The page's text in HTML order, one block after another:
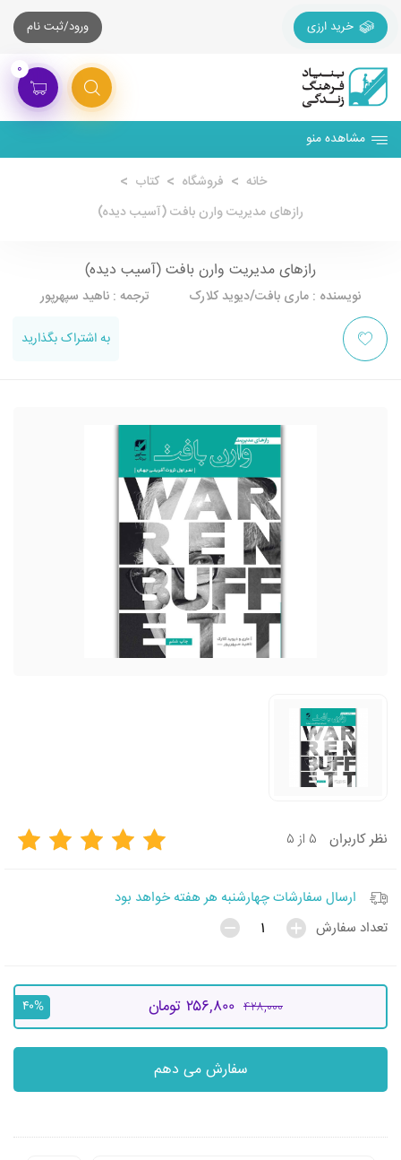
خرید ارزی ورود/ثبت نام
۰
مشاهده منو
خانه فروشگاه
کتاب
رازهای مدیریت وارن بافت (آسیب دیده)
رازهای مدیریت وارن بافت (آسیب دیده)
نویسنده : ماری بافت/دیوید کلارک ترجمه : ناهید سپهرپور
به اشتراک بگذارید
نظرکاربران
ارسال سفارشات چهارشنبه هر هفته خواهد بود
تعداد سفارش
۴۲۸,۰۰۰ ۲۵۶,۸۰۰ تومان ۴۰%
سفارش می دهم